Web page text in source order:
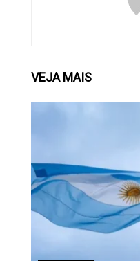
VEJAMAIS